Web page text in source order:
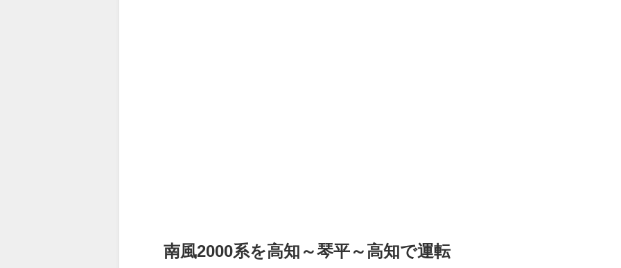
南風2000系を高知～琴平～高知で運転